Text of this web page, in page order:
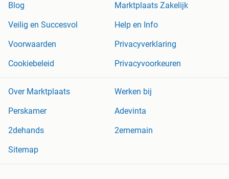
Blog
Marktplaats Zakelijk
Veilig en Succesvol
Help en Info
Voorwaarden
Privacyverklaring
Cookiebeleid
Privacyvoorkeuren
Over Marktplaats
Werken bij
Perskamer
Adevinta
2dehands
2ememain
Sitemap